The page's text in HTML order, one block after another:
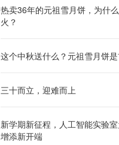
热卖36年的元祖雪月饼，为什
火？
这个中秋送什么？元祖雪月饼是
三十而立，迎难而上
新学期新征程，人工智能实验
增添新开端